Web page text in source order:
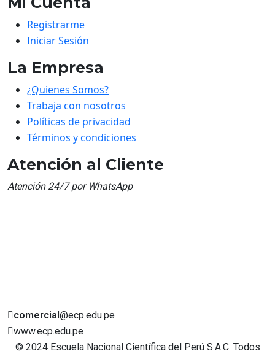
Registrarme
Iniciar Sesión
La Empresa
¿Quienes Somos?
Trabaja con nosotros
Políticas de privacidad
Términos y condiciones
Atención al Cliente
Atención 24/7 por WhatsApp
comercial@ecp.edu.pe
www.ecp.edu.pe
© 2024 Escuela Nacional Científica del Perú S.A.C. Todos